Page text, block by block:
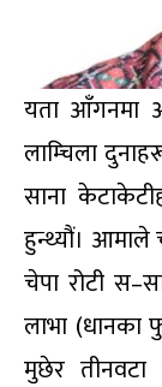
यता आँगनमा
लाम्चिला
साना
हुन्थ्यौं। आमाले
चेपा रोटी
लाभा (धानका
मुछेर तीनवटा